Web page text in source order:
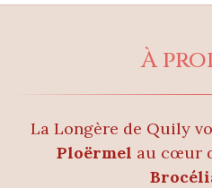
À
La Longère de Quily
Ploërmel au cœur